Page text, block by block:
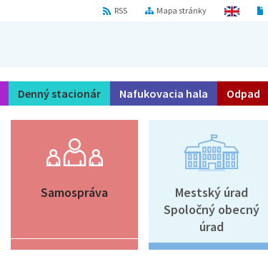
Mapa stránky
RSS
Denný stacionár Nafukovacia hala Odpad
Samospráva
Mestský úrad
Spoločný obecný
úrad